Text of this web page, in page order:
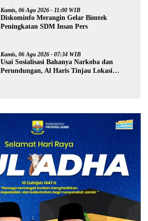
Kamis, 06 Agu 2026 - 11:00 WIB
Diskominfo Merangin Gelar Bimtek
Peningkatan SDM Insan Pers
Kamis, 06 Agu 2026 - 07:34 WIB
Usai Sosialisasi Bahanya Narkoba dan
Perundungan, Al Haris Tinjau Lokasi